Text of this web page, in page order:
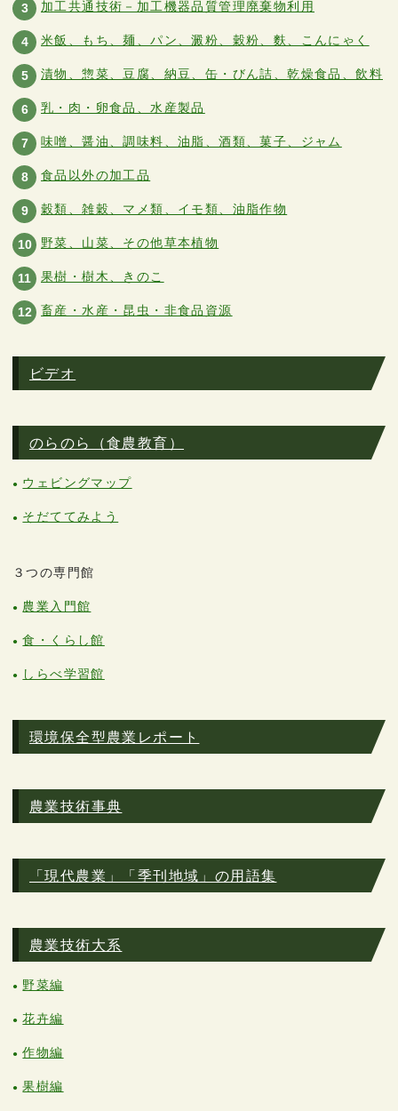
3 加工共通技術－加工機器品質管理廃棄物利用
4 米飯、もち、麺、パン、澱粉、穀粉、麩、こんにゃく
5 漬物、惣菜、豆腐、納豆、缶・びん詰、乾燥食品、飲料
6 乳・肉・卵食品、水産製品
7 味噌、醤油、調味料、油脂、酒類、菓子、ジャム
8 食品以外の加工品
9 穀類、雑穀、マメ類、イモ類、油脂作物
10 野菜、山菜、その他草本植物
11 果樹・樹木、きのこ
12 畜産・水産・昆虫・非食品資源
ビデオ
のらのら（食農教育）
ウェビングマップ
そだててみよう
３つの専門館
農業入門館
食・くらし館
しらべ学習館
環境保全型農業レポート
農業技術事典
「現代農業」「季刊地域」の用語集
農業技術大系
野菜編
花卉編
作物編
果樹編